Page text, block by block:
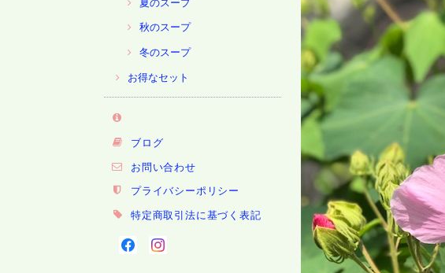
秋のスープ
冬のスープ
お得なセット
ブログ
お問い合わせ
プライバシーポリシー
特定商取引法に基づく表記